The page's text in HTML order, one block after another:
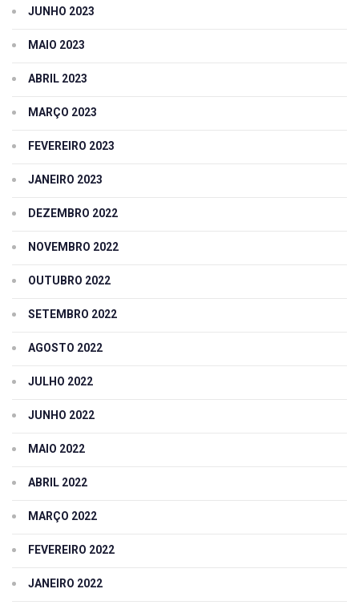
JUNHO 2023
MAIO 2023
ABRIL 2023
MARÇO 2023
FEVEREIRO 2023
JANEIRO 2023
DEZEMBRO 2022
NOVEMBRO 2022
OUTUBRO 2022
SETEMBRO 2022
AGOSTO 2022
JULHO 2022
JUNHO 2022
MAIO 2022
ABRIL 2022
MARÇO 2022
FEVEREIRO 2022
JANEIRO 2022